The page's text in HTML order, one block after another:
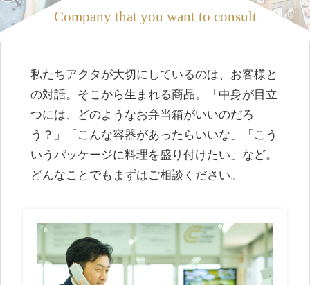
Company that you want to consult
私たちアクタが大切にしているのは、お客様と
の対話。そこから生まれる商品。「中身が目立
つには、どのようなお弁当箱がいいのだろ
う？」「こんな容器があったらいいな」「こう
いうパッケージに料理を盛り付けたい」など。
どんなことでもまずはご相談ください。